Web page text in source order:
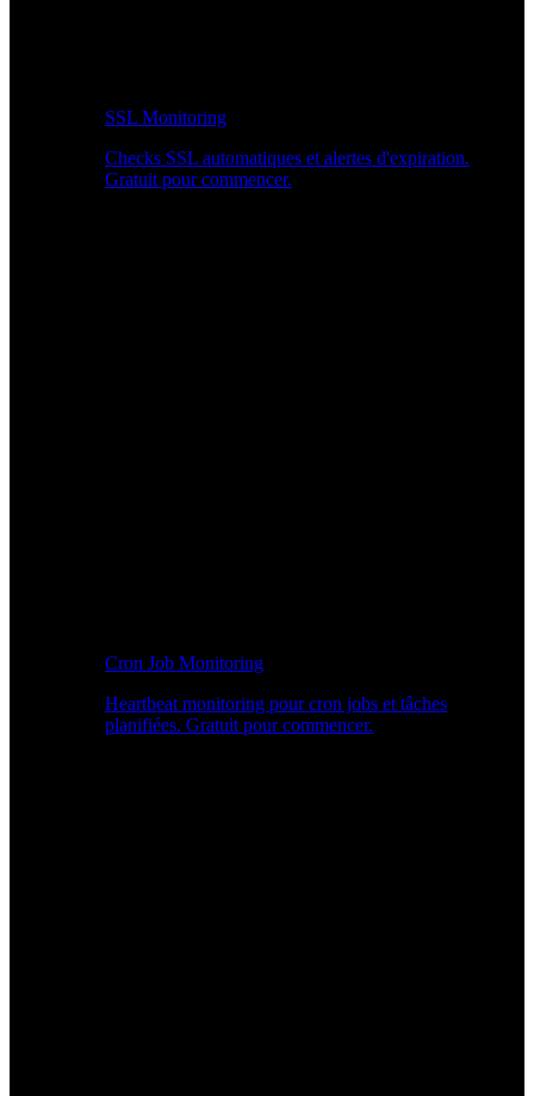
SSL Monitoring
Checks SSL automatiques et alertes d'expiration.
Gratuit pour commencer.
Cron Job Monitoring
Heartbeat monitoring pour cron jobs et tâches
planifiées. Gratuit pour commencer.